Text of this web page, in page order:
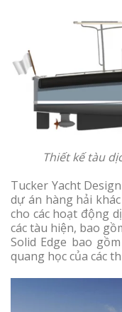
Thiết kế tàu
Tucker Yacht
dự án hàng hải
cho các hoạt động
các tàu hiện, bao
Solid Edge bao
quang học của các